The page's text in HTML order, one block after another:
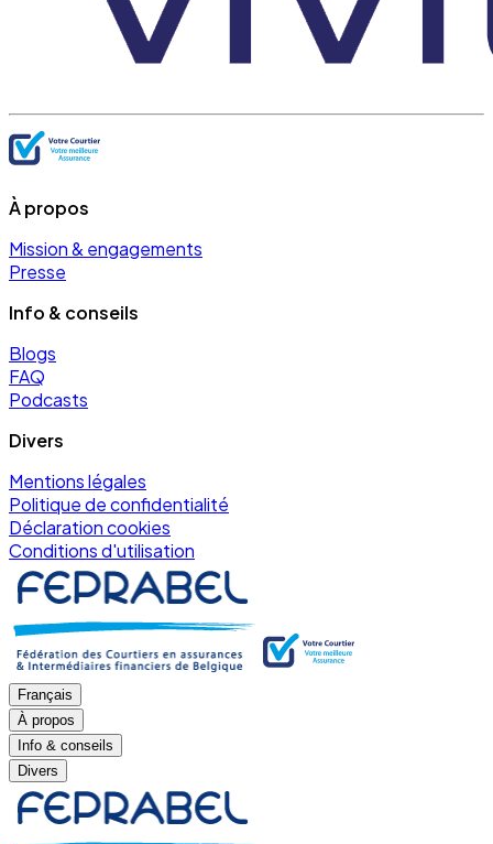
À propos
Mission & engagements
Presse
Info & conseils
Blogs
FAQ
Podcasts
Divers
Mentions légales
Politique de confidentialité
Déclaration cookies
Conditions d'utilisation
Français
À propos
Info & conseils
Divers